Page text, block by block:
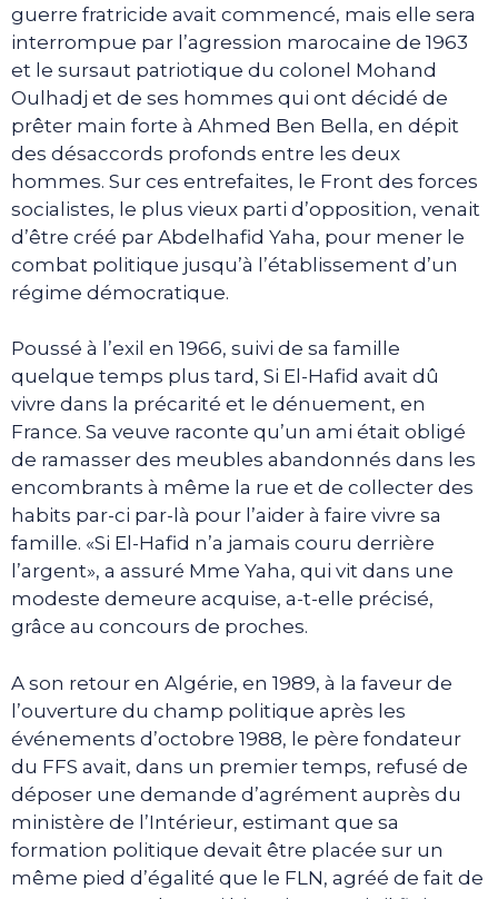
guerre fratricide avait commencé, mais elle sera
interrompue par l’agression marocaine de 1963
et le sursaut patriotique du colonel Mohand
Oulhadj et de ses hommes qui ont décidé de
prêter main forte à Ahmed Ben Bella, en dépit
des désaccords profonds entre les deux
hommes. Sur ces entrefaites, le Front des forces
socialistes, le plus vieux parti d’opposition, venait
d’être créé par Abdelhafid Yaha, pour mener le
combat politique jusqu’à l’établissement d’un
régime démocratique.
Poussé à l’exil en 1966, suivi de sa famille
quelque temps plus tard, Si El-Hafid avait dû
vivre dans la précarité et le dénuement, en
France. Sa veuve raconte qu’un ami était obligé
de ramasser des meubles abandonnés dans les
encombrants à même la rue et de collecter des
habits par-ci par-là pour l’aider à faire vivre sa
famille. «Si El-Hafid n’a jamais couru derrière
l’argent», a assuré Mme Yaha, qui vit dans une
modeste demeure acquise, a-t-elle précisé,
grâce au concours de proches.
A son retour en Algérie, en 1989, à la faveur de
l’ouverture du champ politique après les
événements d’octobre 1988, le père fondateur
du FFS avait, dans un premier temps, refusé de
déposer une demande d’agrément auprès du
ministère de l’Intérieur, estimant que sa
formation politique devait être placée sur un
même pied d’égalité que le FLN, agréé de fait de